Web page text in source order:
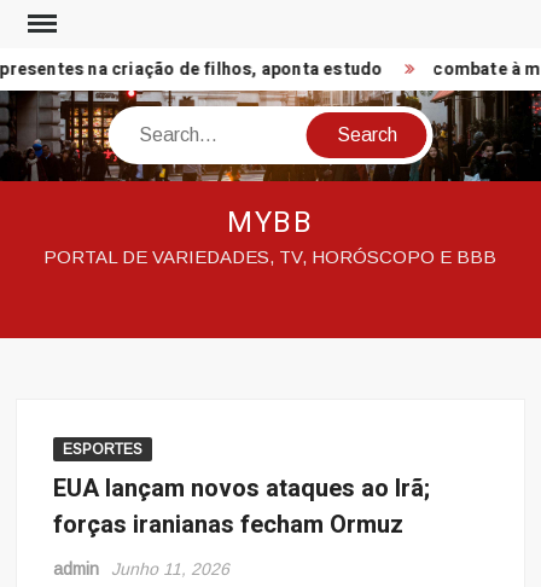
Skip
content na criação de filhos, aponta estudo combate à
Search
MYBB
PORTAL DE VARIEDADES, TV, HORÓSCOPO E BBB
ESPORTES
EUA lançam novos ataques ao Irã;
forças iranianas fecham Ormuz
admin Junho 11, 2026